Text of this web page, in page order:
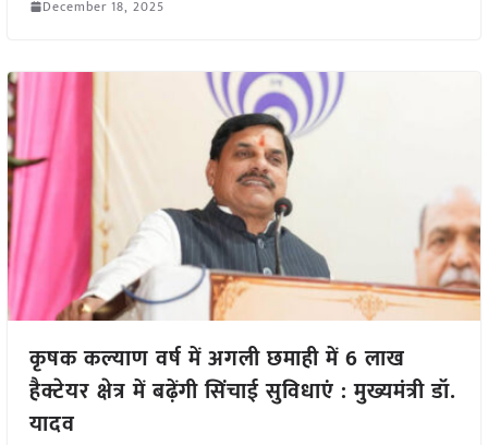
December 18, 2025
कृषक कल्याण वर्ष में अगली छमाही में 6 लाख
हैक्टेयर क्षेत्र में बढ़ेंगी सिंचाई सुविधाएं : मुख्यमंत्री डॉ.
यादव